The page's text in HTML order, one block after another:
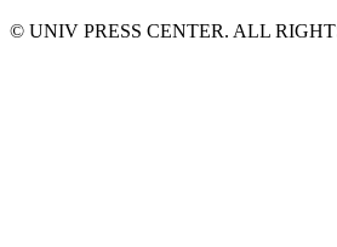
© UNIV PRESS CENTER. ALL